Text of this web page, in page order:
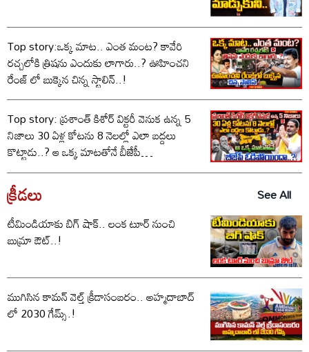
Top story:ఒక్క మాట.. ఎంత మంట? కావేరి
రచ్చలోకి త్రిషను ఎందుకు లాగారు..? ఊహించని
రేంజ్ లో బుక్కైన చిన్న స్టాలిన్..!
Top story: ప్రశాంత్ కిశోర్ విక్టరీ వెనుక ఉన్న 5
నిజాలు 30 ఏళ్ల కోటను 8 నెలల్లో ఎలా బద్దలు
కొట్టాడు..? ఆ ఒక్క మాటతోనే బీజేపీ
ఓడిపోయిందా..?
క్రీడలు
See All
టీమిండియాకు బిగ్ షాక్.. లంక టూర్ నుంచి
బుమ్రా ఔట్..!
ముగిసిన కామన్ వెల్త్ క్రీడాసంబరం.. అహ్మదాబాద్
లో 2030 గేమ్స్.!